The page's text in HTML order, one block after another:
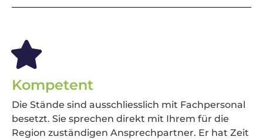
Kompetent
Die Stände sind ausschliesslich mit Fachpersonal
besetzt. Sie sprechen direkt mit Ihrem für die
Region zuständigen Ansprechpartner. Er hat Zeit